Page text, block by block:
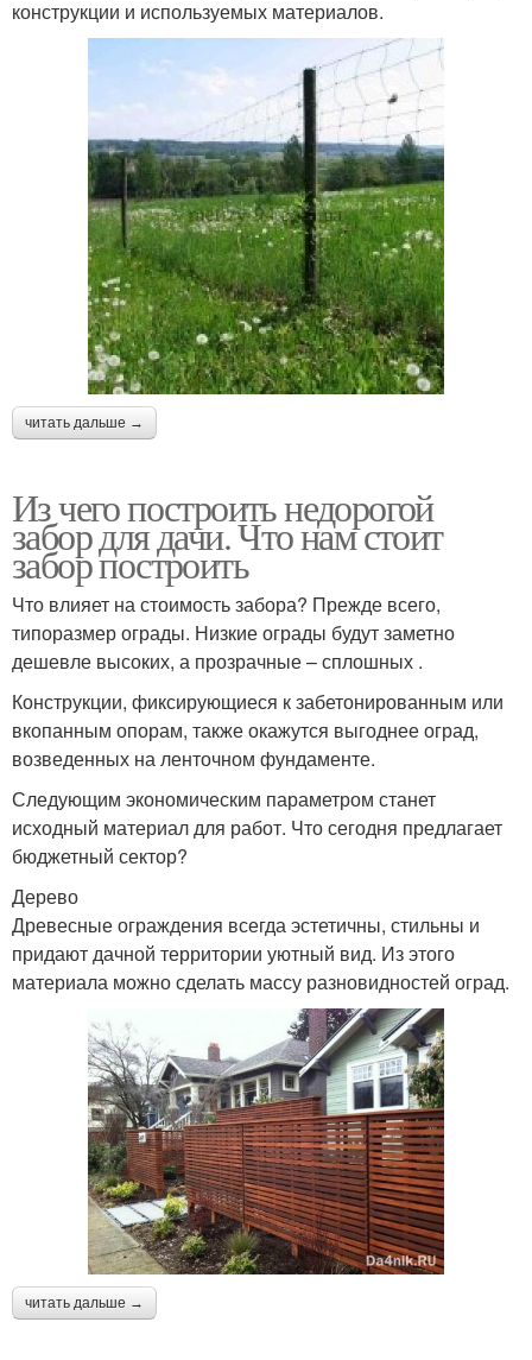
конструкции и используемых материалов.
читать дальше →
Из чего построить недорогой
забор для дачи. Что нам стоит
забор построить
Что влияет на стоимость забора? Прежде всего,
типоразмер ограды. Низкие ограды будут заметно
дешевле высоких, а прозрачные – сплошных .
Конструкции, фиксирующиеся к забетонированным или
вкопанным опорам, также окажутся выгоднее оград,
возведенных на ленточном фундаменте.
Следующим экономическим параметром станет
исходный материал для работ. Что сегодня предлагает
бюджетный сектор?
Дерево
Древесные ограждения всегда эстетичны, стильны и
придают дачной территории уютный вид. Из этого
материала можно сделать массу разновидностей оград.
читать дальше →